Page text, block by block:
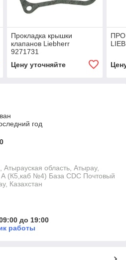
Прокладка крышки
клапанов Liebherr
9271731
Цену уточняйте
год
Атырауская область, Атырау,
А (К5,каб №4) База CDC Почтовый
Казахстан
до 19:00
работы